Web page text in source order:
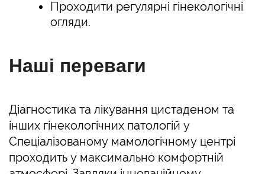
Проходити регулярні гінекологічні
огляди.
Наші переваги
Діагностика та лікування цистаденом та
інших гінекологічних патологій у
Спеціалізованому мамологічному центрі
проходить у максимально комфортній